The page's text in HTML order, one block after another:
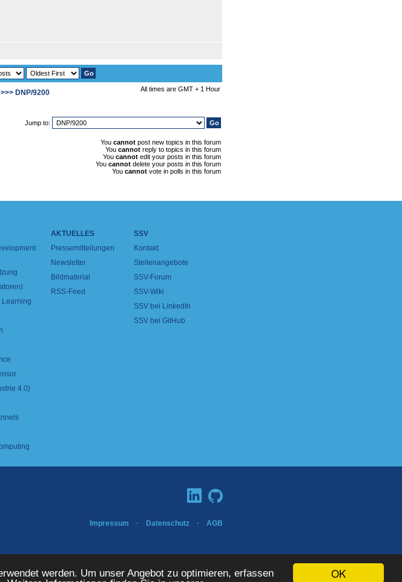
OK
werden. Um unser Angebot zu optimieren, erfassen
>>> DNP/9200 All times are GMT + 1 Hour
Jump to:
You cannot post new topics in this forum
You cannot reply to topics in this forum
You cannot edit your posts in this forum
You cannot delete your posts in this forum
You cannot vote in polls in this forum
Learning
4.0)
AKTUELLES
Pressemitteilungen
Newsletter
Bildmaterial
RSS-Feed
SSV
Kontakt
Stellenangebote
SSV-Forum
SSV-Wiki
SSV bei LinkedIn
SSV bei GitHub
Impressum · Datenschutz · AGB